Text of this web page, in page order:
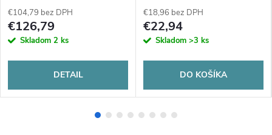
€104,79 bez DPH
€126,79
Skladom 2 ks
DETAIL
€18,96 bez DPH
€22,94
Skladom >3 ks
DO KOŠÍKA